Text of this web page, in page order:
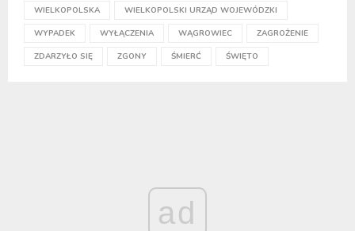
WIELKOPOLSKA WIELKOPOLSKI URZĄD WOJEWÓDZKI
WYPADEK WYŁĄCZENIA WĄGROWIEC ZAGROŻENIE
ZDARZYŁO SIĘ ZGONY ŚMIERĆ ŚWIĘTO
ad